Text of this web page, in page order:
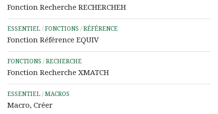
Fonction Recherche RECHERCHEH
ESSENTIEL / FONCTIONS / RÉFÉRENCE
Fonction Référence EQUIV
FONCTIONS / RECHERCHE
Fonction Recherche XMATCH
ESSENTIEL / MACROS
Macro, Créer